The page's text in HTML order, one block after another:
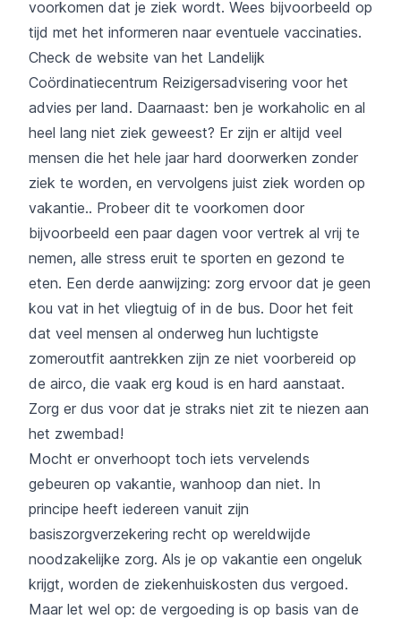
voorkomen dat je ziek wordt. Wees bijvoorbeeld op
tijd met het informeren naar eventuele vaccinaties.
Check de website van het Landelijk
Coördinatiecentrum Reizigersadvisering voor het
advies per land. Daarnaast: ben je workaholic en al
heel lang niet ziek geweest? Er zijn er altijd veel
mensen die het hele jaar hard doorwerken zonder
ziek te worden, en vervolgens juist ziek worden op
vakantie.. Probeer dit te voorkomen door
bijvoorbeeld een paar dagen voor vertrek al vrij te
nemen, alle stress eruit te sporten en gezond te
eten. Een derde aanwijzing: zorg ervoor dat je geen
kou vat in het vliegtuig of in de bus. Door het feit
dat veel mensen al onderweg hun luchtigste
zomeroutfit aantrekken zijn ze niet voorbereid op
de airco, die vaak erg koud is en hard aanstaat.
Zorg er dus voor dat je straks niet zit te niezen aan
het zwembad!
Mocht er onverhoopt toch iets vervelends
gebeuren op vakantie, wanhoop dan niet. In
principe heeft iedereen vanuit zijn
basiszorgverzekering recht op wereldwijde
noodzakelijke zorg. Als je op vakantie een ongeluk
krijgt, worden de ziekenhuiskosten dus vergoed.
Maar let wel op: de vergoeding is op basis van de